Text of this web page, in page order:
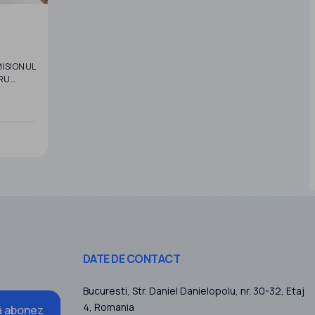
abonez
DATE DE CONTACT
Bucuresti, Str. Daniel Danielopolu, nr. 30-32, Etaj
4, Romania